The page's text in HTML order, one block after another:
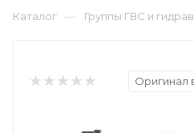
Каталог — Группы ГВС и
Оригинал